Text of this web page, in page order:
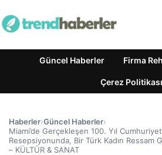
Güncel Haberler Firma
Çerez Politikası
Haberler›Güncel Haberler›
Miami’de Gerçekleşen 100. Yıl Cumhuriyet
Resepsiyonunda, Bir Türk Kadın Ressam
– KÜLTÜR & SANAT